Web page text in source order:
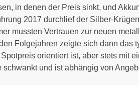
in denen der Preis sinkt, und
2017 durchlief der Silber-
mussten Vertrauen zur neuen
Folgejahren zeigte sich dann das
orientiert ist, aber stets mit
schwankt und ist abhängig von